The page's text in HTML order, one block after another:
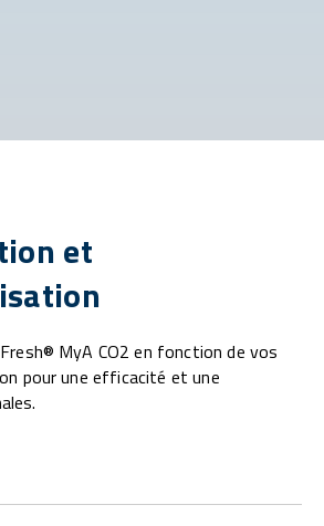
et
MyA CO2 en fonction de vos
pour une efficacité et une